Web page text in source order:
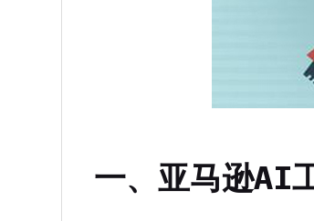
一、亚马逊AI